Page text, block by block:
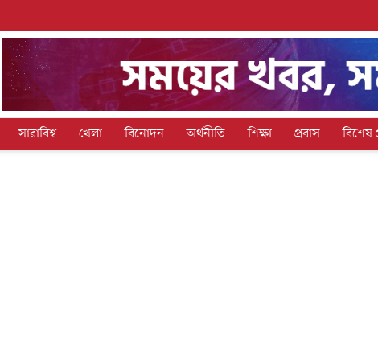
সারাবিশ্ব খেলা বিনোদন অর্থনীতি শিক্ষা প্রবাস বিশেষ